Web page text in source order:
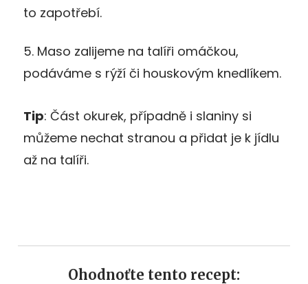
to zapotřebí.
5. Maso zalijeme na talíři omáčkou,
podáváme s rýží či houskovým knedlíkem.
Tip: Část okurek, případně i slaniny si
můžeme nechat stranou a přidat je k jídlu
až na talíři.
Ohodnoťte tento recept: